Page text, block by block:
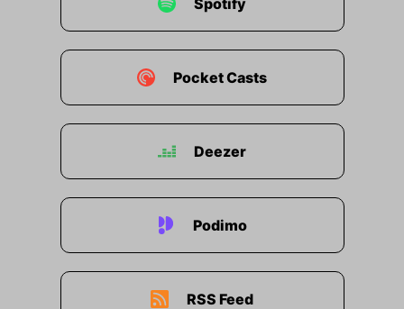
Spotify
Pocket Casts
Deezer
Podimo
RSS Feed